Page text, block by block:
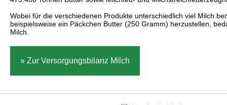
Wobei für die verschiedenen Produkte unterschiedlich viel Milch
beispielsweise ein Päckchen Butter (250 Gramm) herzustellen,
Milch.
» Zur Versorgungsbilanz Milch